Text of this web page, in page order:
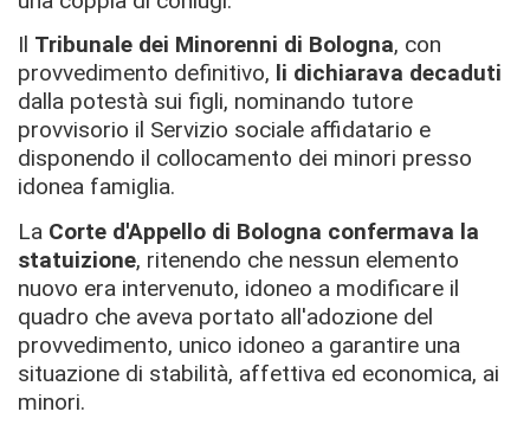
Il Tribunale dei Minorenni di Bologna, con
provvedimento definitivo, li dichiarava decaduti
dalla potestà sui figli, nominando tutore
provvisorio il Servizio sociale affidatario e
disponendo il collocamento dei minori presso
idonea famiglia.
La Corte d'Appello di Bologna confermava la
statuizione, ritenendo che nessun elemento
nuovo era intervenuto, idoneo a modificare il
quadro che aveva portato all'adozione del
provvedimento, unico idoneo a garantire una
situazione di stabilità, affettiva ed economica, ai
minori.